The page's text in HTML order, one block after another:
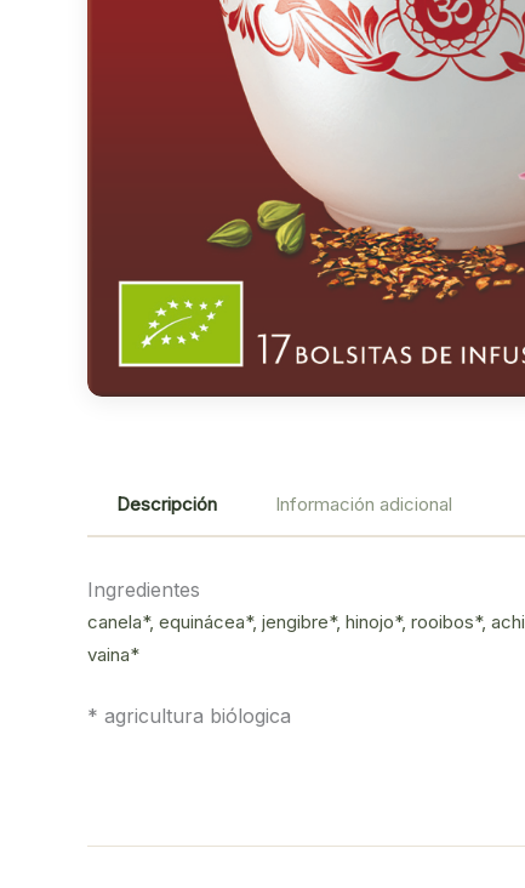
Descripción Información adicional
Ingredientes
canela*, equinácea*, jengibre*, hinojo*, rooibos*,
vaina*
* agricultura biólogica